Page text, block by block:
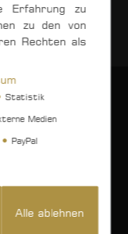
Erfahrung zu
zu den von
Rechten als
Statistik
Medien
PayPal
Alle ablehnen